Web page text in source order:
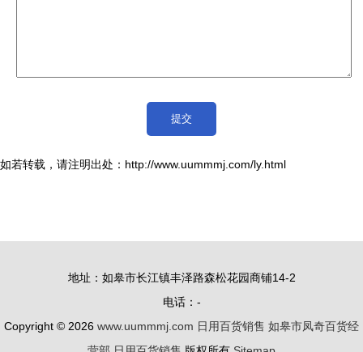
如若转载，请注明出处：http://www.uummmj.com/ly.html
地址：如皋市长江镇丰泽路森松花园商铺14-2
电话：-
Copyright © 2026 www.uummmj.com 日用百货销售 如皋市凤奇百货经